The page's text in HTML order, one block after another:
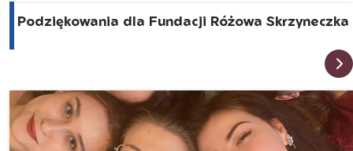
Podziękowania dla Fundacji Różowa Skrzyneczka